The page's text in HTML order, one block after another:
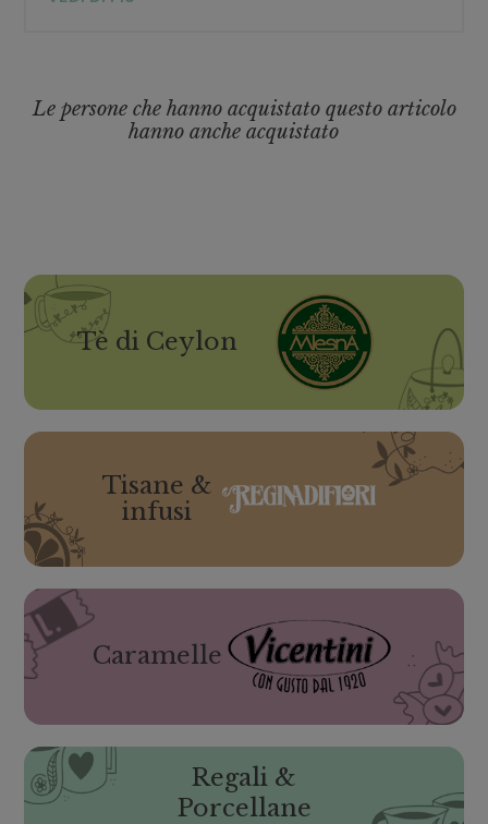
Le persone che hanno acquistato questo articolo
hanno anche acquistato
Tè di Ceylon
Tisane &
infusi
Caramelle
Regali &
Porcellane